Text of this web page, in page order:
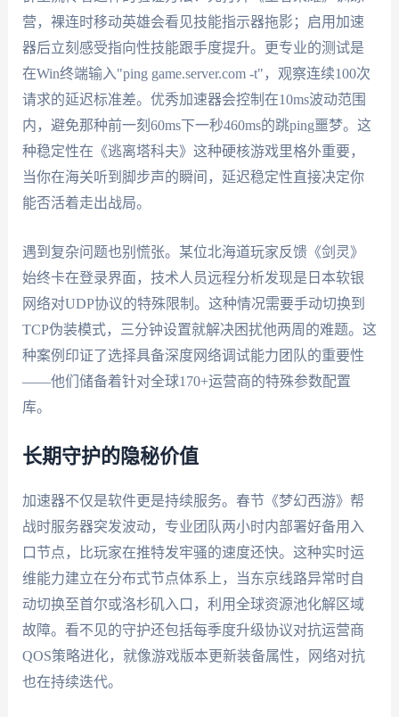
营，裸连时移动英雄会看见技能指示器拖影；启用加速
器后立刻感受指向性技能跟手度提升。更专业的测试是
在Win终端输入"ping game.server.com -t"，观察连续100次
请求的延迟标准差。优秀加速器会控制在10ms波动范围
内，避免那种前一刻60ms下一秒460ms的跳ping噩梦。这
种稳定性在《逃离塔科夫》这种硬核游戏里格外重要，
当你在海关听到脚步声的瞬间，延迟稳定性直接决定你
能否活着走出战局。
遇到复杂问题也别慌张。某位北海道玩家反馈《剑灵》
始终卡在登录界面，技术人员远程分析发现是日本软银
网络对UDP协议的特殊限制。这种情况需要手动切换到
TCP伪装模式，三分钟设置就解决困扰他两周的难题。这
种案例印证了选择具备深度网络调试能力团队的重要性
——他们储备着针对全球170+运营商的特殊参数配置
库。
长期守护的隐秘价值
加速器不仅是软件更是持续服务。春节《梦幻西游》帮
战时服务器突发波动，专业团队两小时内部署好备用入
口节点，比玩家在推特发牢骚的速度还快。这种实时运
维能力建立在分布式节点体系上，当东京线路异常时自
动切换至首尔或洛杉矶入口，利用全球资源池化解区域
故障。看不见的守护还包括每季度升级协议对抗运营商
QOS策略进化，就像游戏版本更新装备属性，网络对抗
也在持续迭代。